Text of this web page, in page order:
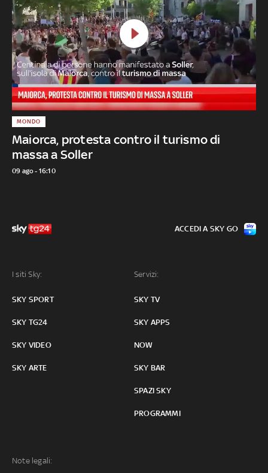
Maiorca, protesta contro il turismo di
massa a Soller
MONDO
09 ago - 16:10
I siti Sky:
SKY SPORT
SKY TG24
SKY VIDEO
SKY ARTE
Servizi:
SKY TV
SKY APPS
NOW
SKY BAR
SPAZI SKY
PROGRAMMI
Note legali:
ACCEDI A SKY GO